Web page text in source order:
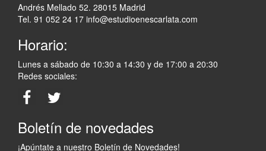
Andrés Mellado 52. 28015 Madrid
Tel. 91 052 24 17 info@estudioenescarlata.com
Horario:
Lunes a sábado de 10:30 a 14:30 y de 17:00 a 20:30
Redes sociales:
Boletín de novedades
¡Apúntate a nuestro Boletín de Novedades!